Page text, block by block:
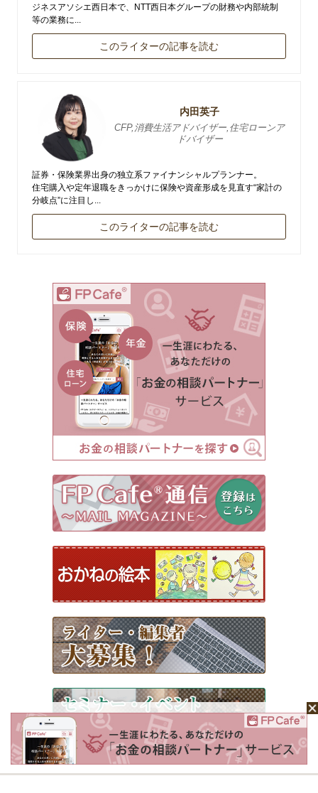
ジネスアソシエ西日本で、NTT西日本グループの財務や内部統制
等の業務に...
このライターの記事を読む
内田英子
CFP,消費生活アドバイザー,住宅ローンア
ドバイザー
証券・保険業界出身の独立系ファイナンシャルプランナー。
住宅購入や定年退職をきっかけに保険や資産形成を見直す“家計の
分岐点”に注目し...
このライターの記事を読む